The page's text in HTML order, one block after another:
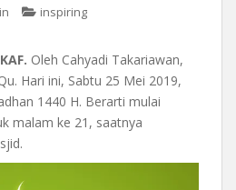
inspiring
Oleh Cahyadi Takariawan,
Hari ini, Sabtu 25 Mei 2019,
1440 H. Berarti mulai
malam ke 21, saatnya